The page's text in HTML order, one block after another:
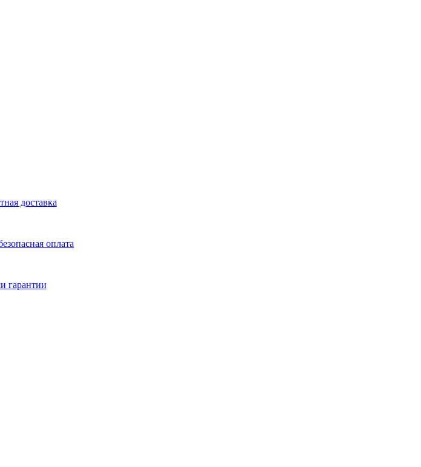
доставка
оплата
гарантии